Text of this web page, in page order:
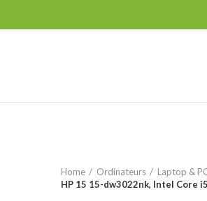
Home Ordinateurs
Laptop &
HP 15 15-dw3022nk, Intel Core